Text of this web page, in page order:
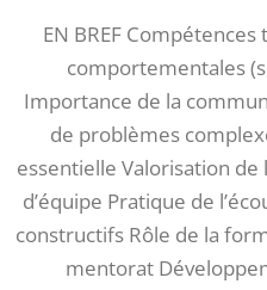
EN BREF
comportementales
Importance de la
de problèmes
essentielle Valorisation
d’équipe Pratique de
constructifs Rôle de la
mentorat